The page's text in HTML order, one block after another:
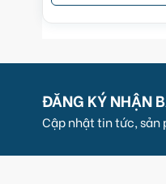
ĐĂNG KÝ NHẬN
Cập nhật tin tức, sản